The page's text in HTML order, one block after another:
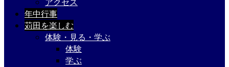
年中行事
苅田を楽しむ
体験・見る・学ぶ
体験
学ぶ